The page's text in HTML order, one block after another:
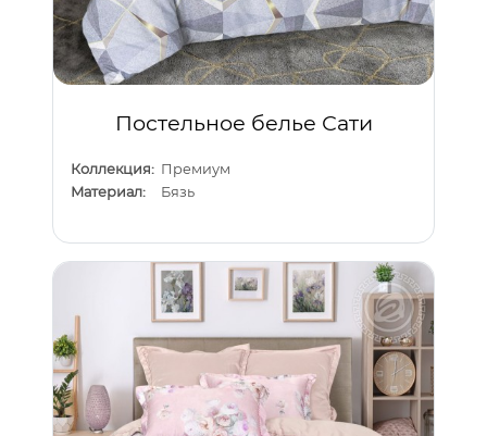
Постельное белье Сати
Коллекция: Премиум
Материал:
Бязь